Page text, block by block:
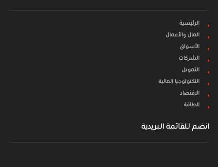
الرئيسية
المال والأعمال
الأسواق
الشركات
التمويل
التكنولوجيا المالية
الاقتصاد
الطاقة
انضم للقائمة البريدية